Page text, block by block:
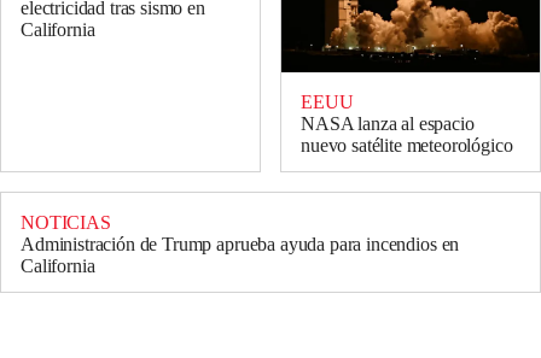
electricidad tras sismo en
California
EEUU
NASA lanza al espacio
nuevo satélite meteorológico
NOTICIAS
Administración de Trump aprueba ayuda para incendios en
California